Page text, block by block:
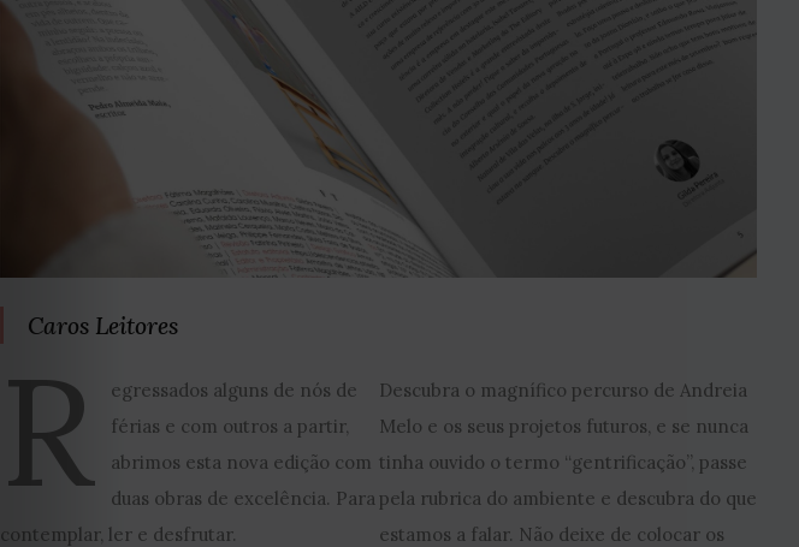
Caros Leitores
R
egressados alguns de nós de
férias e com outros a partir,
abrimos esta nova edição com
duas obras de excelência. Para
contemplar, ler e desfrutar.
Descubra o magnífico percurso de Andreia
Melo e os seus projetos futuros, e se nunca
tinha ouvido o termo “gentrificação”, passe
pela rubrica do ambiente e descubra do que
estamos a falar. Não deixe de colocar os